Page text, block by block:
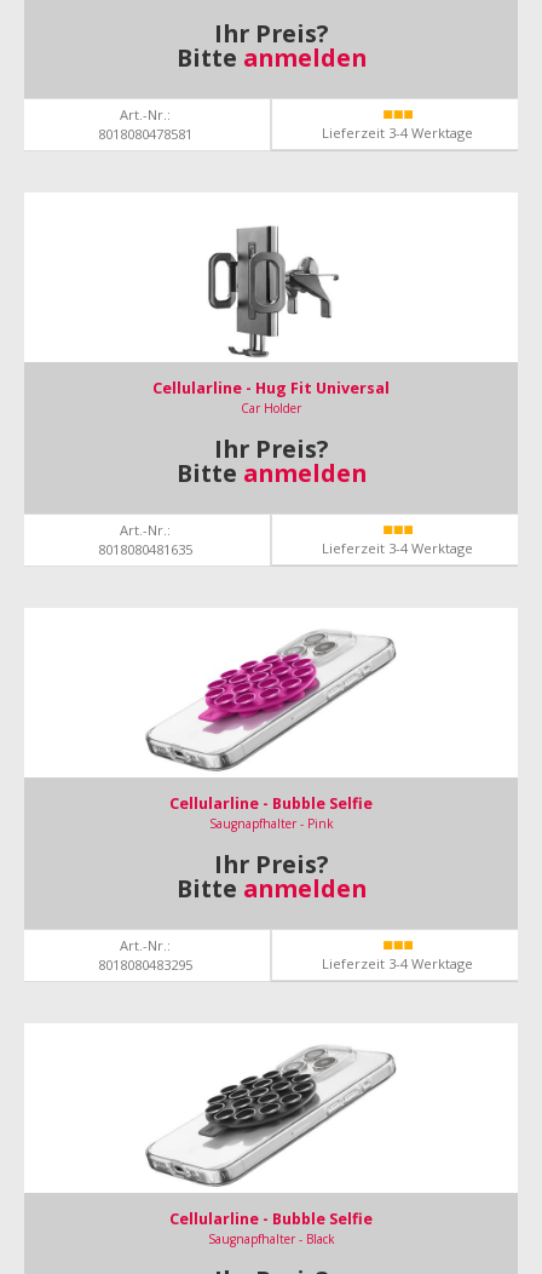
Ihr Preis?
Bitte anmelden
Art.-Nr.:
8018080478581
Lieferzeit 3-4 Werktage
Cellularline - Hug Fit Universal
Car Holder
Ihr Preis?
Bitte anmelden
Art.-Nr.:
8018080481635
Lieferzeit 3-4 Werktage
Cellularline - Bubble Selfie
Saugnapfhalter - Pink
Ihr Preis?
Bitte anmelden
Art.-Nr.:
8018080483295
Lieferzeit 3-4 Werktage
Cellularline - Bubble Selfie
Saugnapfhalter - Black